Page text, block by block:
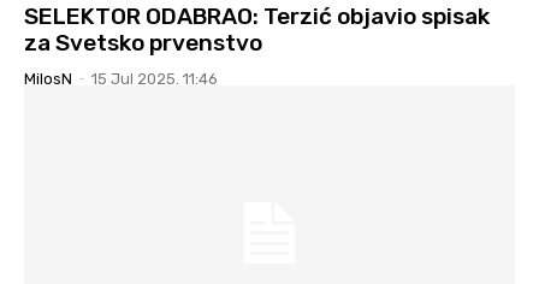
SELEKTOR ODABRAO: Terzić objavio spisak
za Svetsko prvenstvo
MilosN - 15 Jul 2025. 11:46